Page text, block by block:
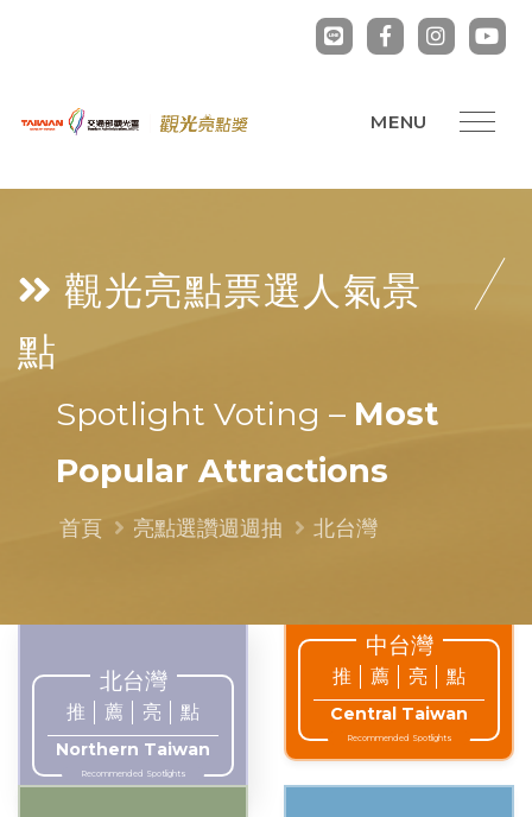
觀光亮點票選 人氣景
點
Spotlight Voting – Most
Popular Attractions
首頁 亮點選讚週週抽 北台灣
北台灣
推 薦 亮 點
Northern Taiwan
Recommended Spotlights
中台灣
推 薦 亮 點
Central Taiwan
Recommended Spotlights